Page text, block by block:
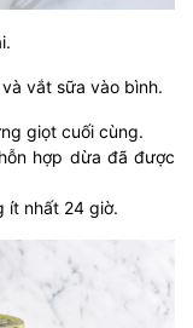
vắt sữa vào bình.
giọt cuối cùng.
hợp dừa đã được
ít nhất 24 giờ.